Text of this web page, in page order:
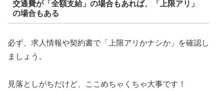
交通費が「全額支給」の場合もあれば、「上限アリ」
の場合もある
必ず、求人情報や契約書で「上限アリかナシか」を確認し
ましょう。
見落としがちだけど、ここめちゃくちゃ大事です！